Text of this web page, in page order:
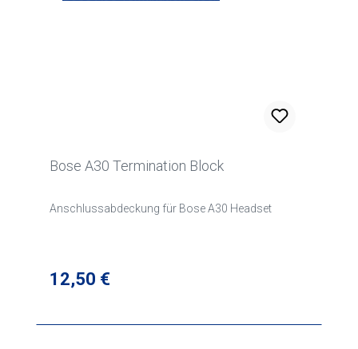
Bose A30 Termination Block
Anschlussabdeckung für Bose A30 Headset
Regulärer Preis:
12,50 €